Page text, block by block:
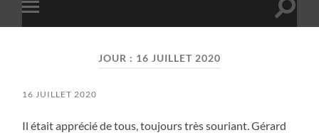
Toggle
mobile
Toggle
JOUR : 16 JUILLET 2020
16 JUILLET 2020
Il était apprécié de tous, toujours très souriant. Gérard